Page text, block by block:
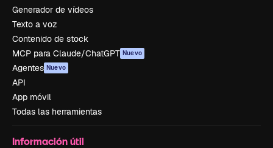
Generador de vídeos
Texto a voz
Contenido de stock
MCP para Claude/ChatGPT Nuevo
Agentes Nuevo
API
App móvil
Todas las herramientas
Información útil